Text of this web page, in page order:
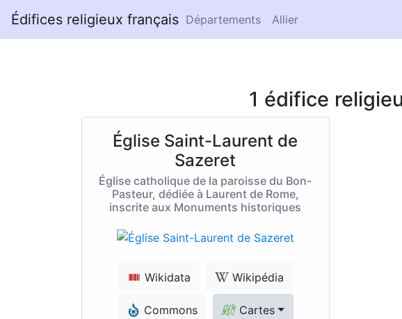
Édifices religieux français Départements Allier
1 édifice
Église Saint-Laurent de
Sazeret
Église catholique de la paroisse du Bon-
Pasteur, dédiée à Laurent de Rome,
inscrite aux Monuments historiques
Wikidata Wikipédia
Commons Cartes